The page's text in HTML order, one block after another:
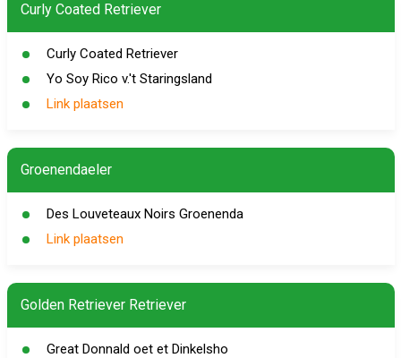
Curly Coated Retriever
Curly Coated Retriever
Yo Soy Rico v.'t Staringsland
Link plaatsen
Groenendaeler
Des Louveteaux Noirs Groenenda
Link plaatsen
Golden Retriever Retriever
Great Donnald oet et Dinkelsho